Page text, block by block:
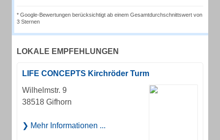
* Google-Bewertungen berücksichtigt ab einem Gesamtdurchschnittswert von
3 Sternen
LOKALE EMPFEHLUNGEN
LIFE CONCEPTS Kirchröder Turm
Wilhelmstr. 9
38518 Gifhorn
Mehr Informationen ...